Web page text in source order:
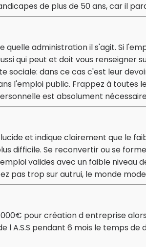
de plus de 50 ans, car il
quelle administration il s'agit. Si
qui peut et doit vous renseigner
sociale: dans ce cas c'est leur
l'emploi public. Frappez à
est absolument
et indique clairement que le
difficile. Se reconvertir ou se
valides avec un faible niveau
pas trop sur autrui, le monde
pour création d entreprise
l A.S.S pendant 6 mois le temps